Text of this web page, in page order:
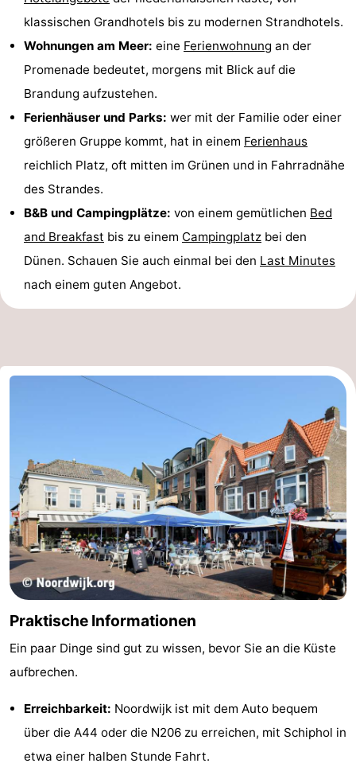
klassischen Grandhotels bis zu modernen Strandhotels.
Wohnungen am Meer: eine Ferienwohnung an der
Promenade bedeutet, morgens mit Blick auf die
Brandung aufzustehen.
Ferienhäuser und Parks: wer mit der Familie oder einer
größeren Gruppe kommt, hat in einem Ferienhaus
reichlich Platz, oft mitten im Grünen und in Fahrradnähe
des Strandes.
B&B und Campingplätze: von einem gemütlichen Bed
and Breakfast bis zu einem Campingplatz bei den
Dünen. Schauen Sie auch einmal bei den Last Minutes
nach einem guten Angebot.
Praktische Informationen
Ein paar Dinge sind gut zu wissen, bevor Sie an die Küste
aufbrechen.
Erreichbarkeit: Noordwijk ist mit dem Auto bequem
über die A44 oder die N206 zu erreichen, mit Schiphol in
etwa einer halben Stunde Fahrt.